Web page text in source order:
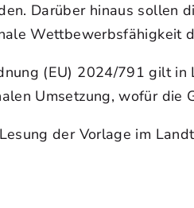
Darüber hinaus sollen
Wettbewerbsfähigkeit
(EU) 2024/791 gilt
Umsetzung, wofür die
der Vorlage im